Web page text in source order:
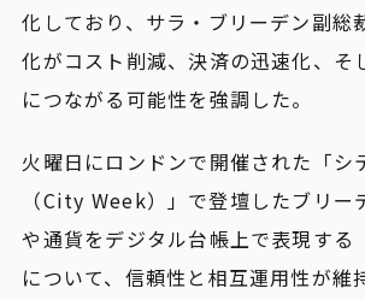
化しており、サラ・ブリーデン副総
化がコスト削減、決済の迅速化、そ
につながる可能性を強調した。
火曜日にロンドンで開催された「シ
（City Week）」で登壇したブリー
や通貨をデジタル台帳上で表現する
について、信頼性と相互運用性が維